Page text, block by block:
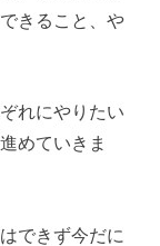
きること、や
れにやりたい
めていきま
できず今だに